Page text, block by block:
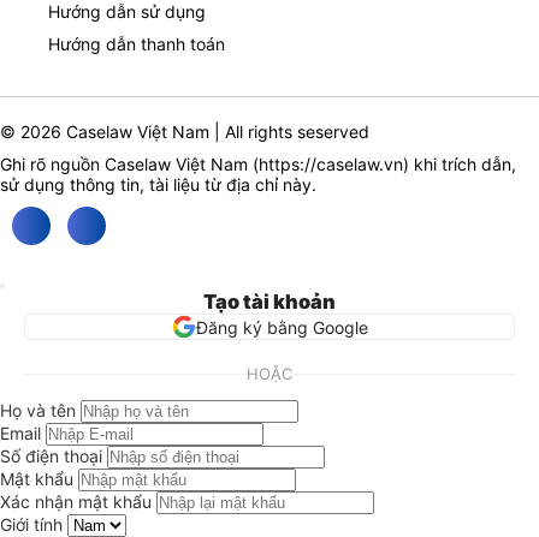
Hướng dẫn sử dụng
Hướng dẫn thanh toán
© 2026 Caselaw Việt Nam | All rights seserved
Ghi rõ nguồn Caselaw Việt Nam (https://caselaw.vn) khi trích dẫn,
sử dụng thông tin, tài liệu từ địa chỉ này.
Tạo tài khoản
Đăng ký bằng Google
HOẶC
Họ và tên
Email
Số điện thoại
Mật khẩu
Xác nhận mật khẩu
Giới tính